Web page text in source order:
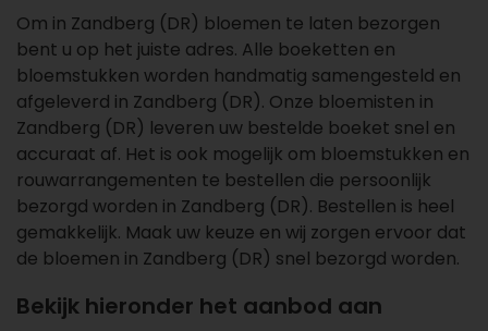
Om in Zandberg (DR) bloemen te laten bezorgen
bent u op het juiste adres. Alle boeketten en
bloemstukken worden handmatig samengesteld en
afgeleverd in Zandberg (DR). Onze bloemisten in
Zandberg (DR) leveren uw bestelde boeket snel en
accuraat af. Het is ook mogelijk om bloemstukken en
rouwarrangementen te bestellen die persoonlijk
bezorgd worden in Zandberg (DR). Bestellen is heel
gemakkelijk. Maak uw keuze en wij zorgen ervoor dat
de bloemen in Zandberg (DR) snel bezorgd worden.
Bekijk hieronder het aanbod aan